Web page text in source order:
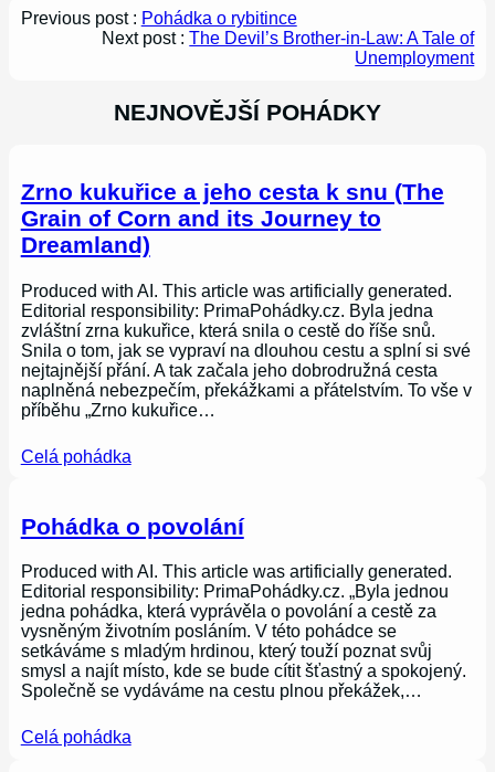
Previous post : Pohádka o rybitince
Next post :The Devil’s Brother-in-Law: A Tale of
Unemployment
NEJNOVĚJŠÍ POHÁDKY
Zrno kukuřice a jeho cesta k snu (The
Grain of Corn and its Journey to
Dreamland)
Produced with AI. This article was artificially generated.
Editorial responsibility: PrimaPohádky.cz. Byla jedna
zvláštní zrna kukuřice, která snila o cestě do říše snů.
Snila o tom, jak se vypraví na dlouhou cestu a splní si své
nejtajnější přání. A tak začala jeho dobrodružná cesta
naplněná nebezpečím, překážkami a přátelstvím. To vše v
příběhu „Zrno kukuřice…
Celá pohádka
Pohádka o povolání
Produced with AI. This article was artificially generated.
Editorial responsibility: PrimaPohádky.cz. „Byla jednou
jedna pohádka, která vyprávěla o povolání a cestě za
vysněným životním posláním. V této pohádce se
setkáváme s mladým hrdinou, který touží poznat svůj
smysl a najít místo, kde se bude cítit šťastný a spokojený.
Společně se vydáváme na cestu plnou překážek,…
Celá pohádka